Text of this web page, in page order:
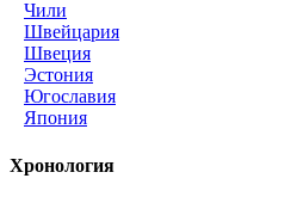
Чили
Швейцария
Швеция
Эстония
Югославия
Япония
Хронология